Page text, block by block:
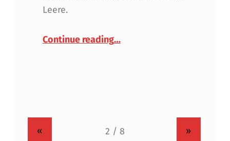
Leere.
Continue reading…
« »